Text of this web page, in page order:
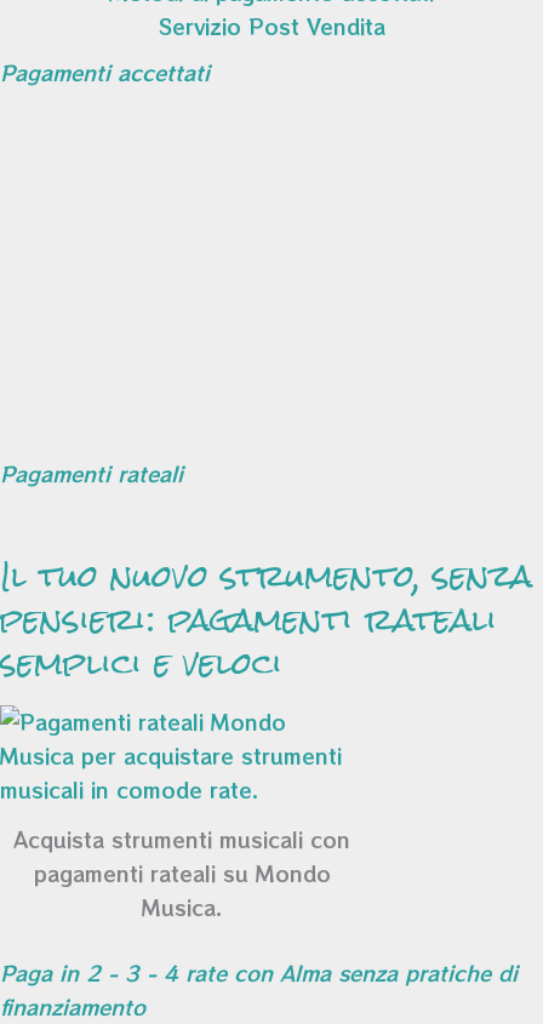
Servizio Post Vendita
Pagamenti accettati
Pagamenti rateali
Il tuo nuovo strumento, senza
pensieri: pagamenti rateali
semplici e veloci
Acquista strumenti musicali con
pagamenti rateali su Mondo
Musica.
Paga in 2 - 3 - 4 rate con Alma senza pratiche di
finanziamento